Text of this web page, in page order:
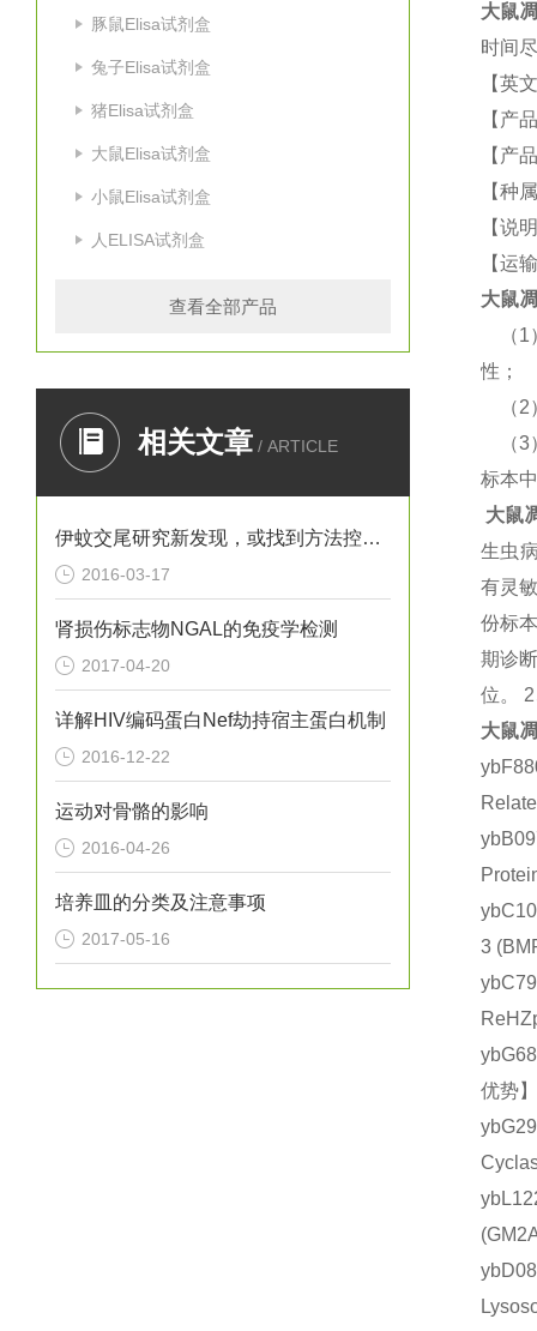
豚鼠Elisa试剂盒
兔子Elisa试剂盒
猪Elisa试剂盒
大鼠Elisa试剂盒
小鼠Elisa试剂盒
人ELISA试剂盒
查看全部产品
相关文章 / ARTICLE
伊蚊交尾研究新发现，或找到方法控制寨卡病毒
2016-03-17
肾损伤标志物NGAL的免疫学检测
2017-04-20
详解HIV编码蛋白Nef劫持宿主蛋白机制
2016-12-22
运动对骨骼的影响
2016-04-26
培养皿的分类及注意事项
2017-05-16
大鼠
时间
【英
【产
【产
【种
【说
【运
大鼠
（
性；
（
（
标本
大鼠
生虫
有灵
份标
期诊
位。
大鼠
3
优势